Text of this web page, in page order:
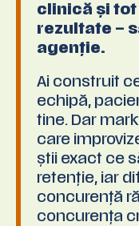
clinică și tot
rezultate –
agenție.
Ai construit
echipă,
tine. Dar
care
știi exact ce
retenție, iar
concurență
concurența